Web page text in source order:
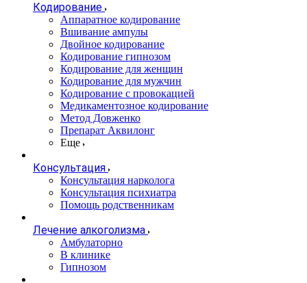
Кодирование
Аппаратное кодирование
Вшивание ампулы
Двойное кодирование
Кодирование гипнозом
Кодирование для женщин
Кодирование для мужчин
Кодирование с провокацией
Медикаментозное кодирование
Метод Довженко
Препарат Аквилонг
Еще
Консультация
Консультация нарколога
Консультация психиатра
Помощь родственникам
Лечение алкоголизма
Амбулаторно
В клинике
Гипнозом